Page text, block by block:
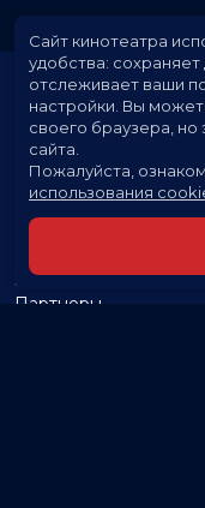
Расписание
Скоро в кино
Заведения
Партнеры
Сайт кинотеатра
удобства:
отслеживает ваши
настройки. Вы
своего браузера, но
сайта.
Пожалуйста,
использования